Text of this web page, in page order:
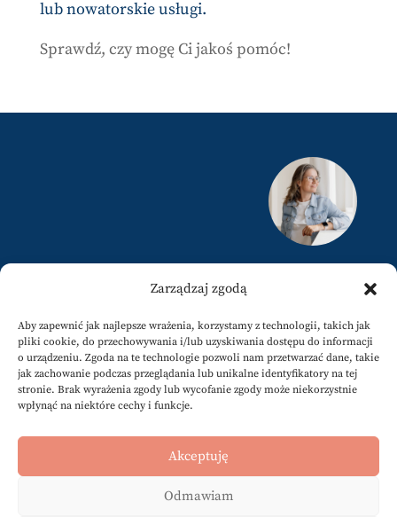
Zarządzaj zgodą
Aby zapewnić jak najlepsze wrażenia, korzystamy z technologii, takich jak
pliki cookie, do przechowywania i/lub uzyskiwania dostępu do informacji
o urządzeniu. Zgoda na te technologie pozwoli nam przetwarzać dane, takie
jak zachowanie podczas przeglądania lub unikalne identyfikatory na tej
stronie. Brak wyrażenia zgody lub wycofanie zgody może niekorzystnie
wpłynąć na niektóre cechy i funkcje.
Akceptuję
Odmawiam
lub nowatorskie usługi.
Sprawdź, czy mogę Ci jakoś pomóc!
justyna@karamuz.pl
+34 617808858
Newsletter
@karamuzpl